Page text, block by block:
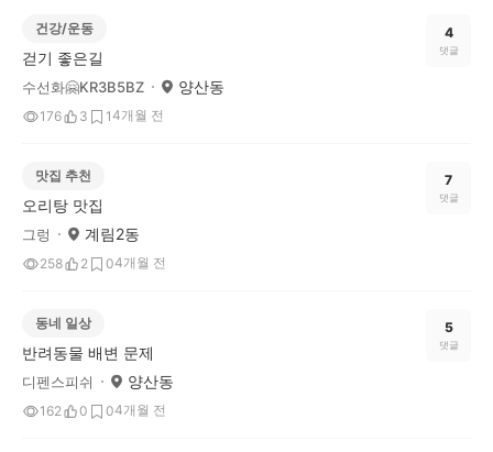
건강/운동
걷기 좋은길
수선화🤗KR3B5BZ 양산동
176 3 14개월 전
4
댓글
맛집 추천
오리탕 맛집
그렁 계림2동
258 2 04개월 전
7
댓글
동네 일상
반려동물 배변 문제
디펜스피쉬 양산동
162 0 04개월 전
5
댓글